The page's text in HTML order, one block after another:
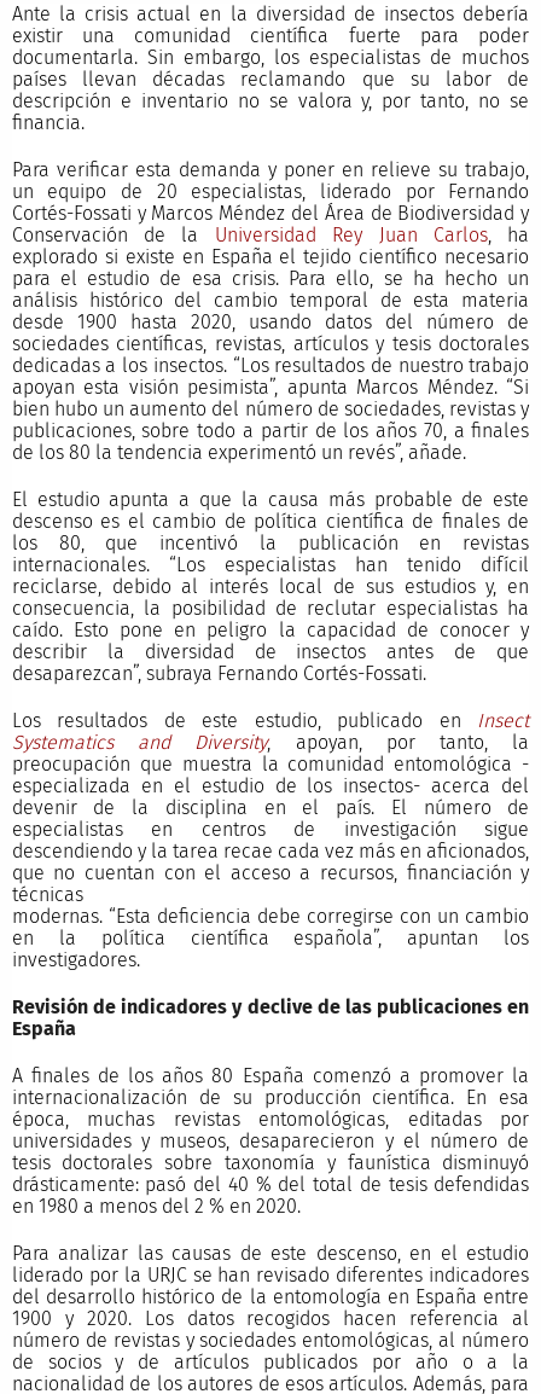
Ante la crisis actual en la diversidad de insectos debería
existir una comunidad científica fuerte para poder
documentarla. Sin embargo, los especialistas de muchos
países llevan décadas reclamando que su labor de
descripción e inventario no se valora y, por tanto, no se
financia.
Para verificar esta demanda y poner en relieve su trabajo,
un equipo de 20 especialistas, liderado por Fernando
Cortés-Fossati y Marcos Méndez del Área de Biodiversidad y
Conservación de la Universidad Rey Juan Carlos, ha
explorado si existe en España el tejido científico necesario
para el estudio de esa crisis. Para ello, se ha hecho un
análisis histórico del cambio temporal de esta materia
desde 1900 hasta 2020, usando datos del número de
sociedades científicas, revistas, artículos y tesis doctorales
dedicadas a los insectos. “Los resultados de nuestro trabajo
apoyan esta visión pesimista”, apunta Marcos Méndez. “Si
bien hubo un aumento del número de sociedades, revistas y
publicaciones, sobre todo a partir de los años 70, a finales
de los 80 la tendencia experimentó un revés”, añade.
El estudio apunta a que la causa más probable de este
descenso es el cambio de política científica de finales de
los 80, que incentivó la publicación en revistas
internacionales. “Los especialistas han tenido difícil
reciclarse, debido al interés local de sus estudios y, en
consecuencia, la posibilidad de reclutar especialistas ha
caído. Esto pone en peligro la capacidad de conocer y
describir la diversidad de insectos antes de que
desaparezcan”, subraya Fernando Cortés-Fossati.
Los resultados de este estudio, publicado en Insect
Systematics and Diversity, apoyan, por tanto, la
preocupación que muestra la comunidad entomológica -
especializada en el estudio de los insectos- acerca del
devenir de la disciplina en el país. El número de
especialistas en centros de investigación sigue
descendiendo y la tarea recae cada vez más en aficionados,
que no cuentan con el acceso a recursos, financiación y
técnicas
modernas. “Esta deficiencia debe corregirse con un cambio
en la política científica española”, apuntan los
investigadores.
Revisión de indicadores y declive de las publicaciones en
España
A finales de los años 80 España comenzó a promover la
internacionalización de su producción científica. En esa
época, muchas revistas entomológicas, editadas por
universidades y museos, desaparecieron y el número de
tesis doctorales sobre taxonomía y faunística disminuyó
drásticamente: pasó del 40 % del total de tesis defendidas
en 1980 a menos del 2 % en 2020.
Para analizar las causas de este descenso, en el estudio
liderado por la URJC se han revisado diferentes indicadores
del desarrollo histórico de la entomología en España entre
1900 y 2020. Los datos recogidos hacen referencia al
número de revistas y sociedades entomológicas, al número
de socios y de artículos publicados por año o a la
nacionalidad de los autores de esos artículos. Además, para